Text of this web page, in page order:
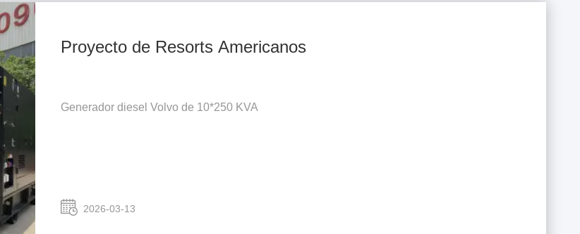
Proyecto de Resorts Americanos
Generador diesel Volvo de 10*250 KVA
2026-03-13